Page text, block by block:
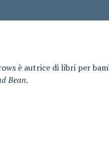
è autrice di libri per
Bean.